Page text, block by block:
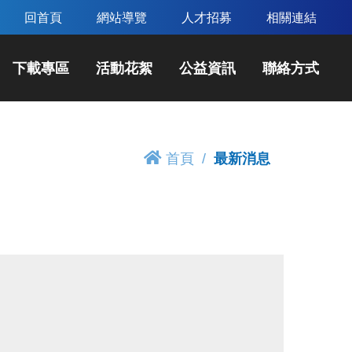
回首頁 網站導覽 人才招募 相關連結
下載專區 活動花絮 公益資訊 聯絡方式
首頁 最新消息